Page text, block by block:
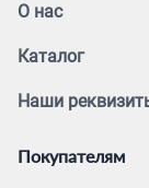
О нас
Каталог
Наши
Покупателям